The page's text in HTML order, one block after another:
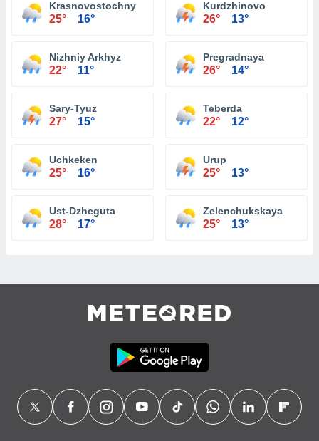
Krasnovostochny
25° 16°
Kurdzhinovo
26° 13°
Nizhniy Arkhyz
22° 11°
Pregradnaya
26° 14°
Sary-Tyuz
27° 15°
Teberda
22° 12°
Uchkeken
25° 16°
Urup
25° 13°
Ust-Dzheguta
28° 17°
Zelenchukskaya
25° 13°